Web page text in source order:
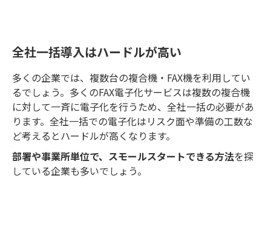
全社一括導入はハードルが高い
多くの企業では、複数台の複合機・FAX機を利用してい
るでしょう。多くのFAX電子化サービスは複数の複合機
に対して一斉に電子化を行うため、全社一括の必要があ
ります。全社一括での電子化はリスク面や準備の工数な
ど考えるとハードルが高くなります。
部署や事業所単位で、スモールスタートできる方法を探
している企業も多いでしょう。